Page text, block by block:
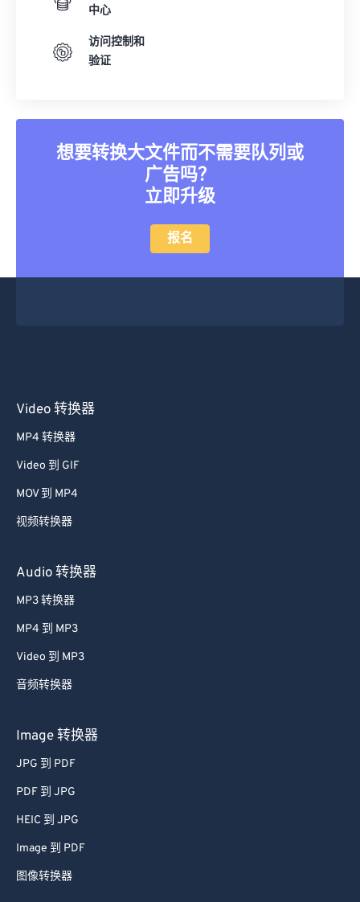
中心
访问控制和
验证
想要转换大文件而不需要队列或
广告吗？
立即升级
报名
Video 转换器
MP4 转换器
Video 到 GIF
MOV 到 MP4
视频转换器
Audio 转换器
MP3 转换器
MP4 到 MP3
Video 到 MP3
音频转换器
Image 转换器
JPG 到 PDF
PDF 到 JPG
HEIC 到 JPG
Image 到 PDF
图像转换器